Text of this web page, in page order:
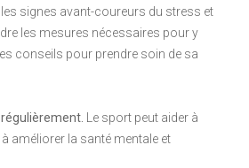
signes avant-coureurs du stress et
les mesures nécessaires pour y
conseils pour prendre soin de sa
régulièrement.
Le sport peut aider à
améliorer la santé mentale et